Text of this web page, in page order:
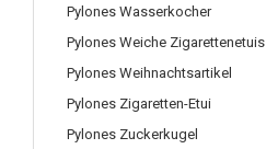
Pylones Wasserkocher
Pylones Weiche Zigarettenetuis
Pylones Weihnachtsartikel
Pylones Zigaretten-Etui
Pylones Zuckerkugel